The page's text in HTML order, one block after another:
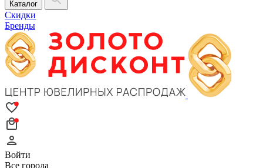
Каталог
Скидки
Бренды
Войти
Все города